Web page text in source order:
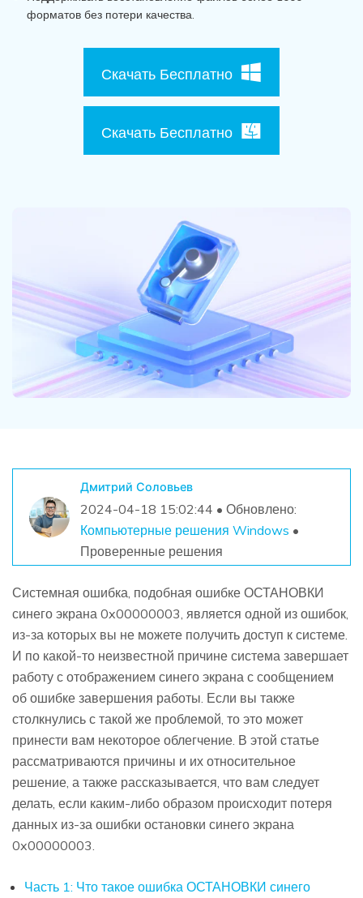
Информационный центр
НАЙТИ БОЛЬШЕ РЕШЕНИЙ
Поиск
форматов без потери качества.
Скачать Бесплатно
Скачать Бесплатно
Дмитрий Соловьев
2024-04-18 15:02:44 • Обновлено:
Компьютерные решения Windows •
Проверенные решения
Системная ошибка, подобная ошибке ОСТАНОВКИ
синего экрана 0x00000003, является одной из ошибок,
из-за которых вы не можете получить доступ к системе.
И по какой-то неизвестной причине система завершает
работу с отображением синего экрана с сообщением
об ошибке завершения работы. Если вы также
столкнулись с такой же проблемой, то это может
принести вам некоторое облегчение. В этой статье
рассматриваются причины и их относительное
решение, а также рассказывается, что вам следует
делать, если каким-либо образом происходит потеря
данных из-за ошибки остановки синего экрана
0x00000003.
Часть 1: Что такое ошибка ОСТАНОВКИ синего